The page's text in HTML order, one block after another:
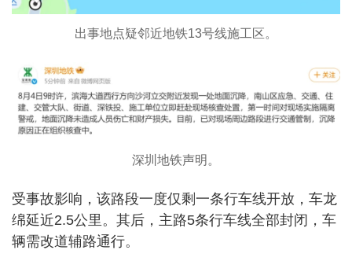
出事地点疑邻近地铁13号线施工区。
深圳地铁声明。
受事故影响，该路段一度仅剩一条行车线开放，车龙
绵延近2.5公里。其后，主路5条行车线全部封闭，车
辆需改道辅路通行。